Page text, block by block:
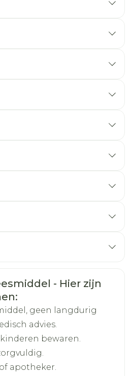
mm
- Hier zijn
geen langdurig
advies.
bewaren.
apotheker.